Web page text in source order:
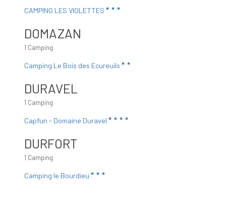
CAMPING LES VIOLETTES
DOMAZAN
1 Camping
Camping Le Bois des Ecureuils
DURAVEL
1 Camping
Capfun - Domaine Duravel
DURFORT
1 Camping
Camping le Bourdieu